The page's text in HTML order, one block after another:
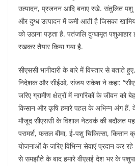
उत्पादन, प्रजनन आदि बनाए रखे. संतुलित
और दुग्ध उत्पादन में कमी आती है जिसका
को उठाना पड़ता है. पतंजलि दुग्धामृत पशुआहार
रखकर तैयार किया गया है.
सीएससी भागीदारी के बारे में विस्तार से बताते
निदेशक और सीईओ, संजय राकेश ने कहा:
जरिए ग्रामीण क्षेत्रों में नागरिकों के जीवन को
किसान और कृषि हमारे पहल के अभिन्न अंग हैं.
मौजूद सीएससी के विशाल नेटवर्क की बदौलत
परामर्श, फसल बीमा, ई-पशु चिकित्सा, किसान
योजनाओं के जरिए विभिन्न सेवाएं प्रदान कर रहे
से समझौते के बाद हमारे वीएलई देश भर के